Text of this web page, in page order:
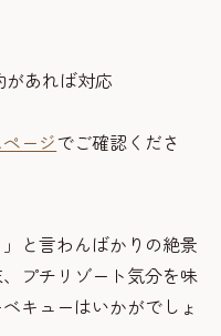
あれば対応
ージでご確認くださ
と言わんばかりの絶景
プチリゾート気分を味
キューはいかがでしょ